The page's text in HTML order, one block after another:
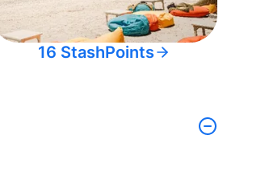
16 StashPoints